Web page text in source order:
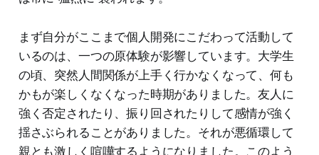
まず自分がここまで個人開発にこだわって活動して
いるのは、一つの原体験が影響しています。大学生
の頃、突然人間関係が上手く行かなくなって、何も
かもが楽しくなくなった時期がありました。友人に
強く否定されたり、振り回されたりして感情が強く
揺さぶられることがありました。それが悪循環して
親とも激しく喧嘩するようになりました。このよう